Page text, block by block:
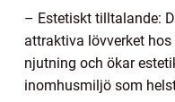
– Estetiskt tilltalande:
attraktiva lövverket
njutning och ökar
inomhusmiljö som